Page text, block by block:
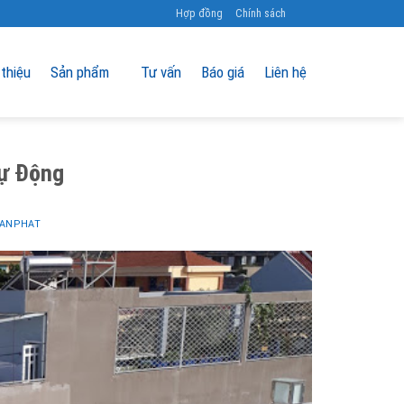
Hợp đồng Chính sách
Sản phẩm Tư vấn Báo giá Liên hệ
Động